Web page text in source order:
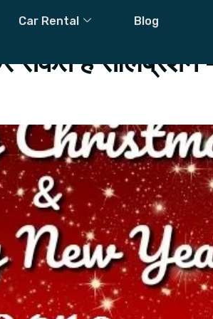
Car Rental Blog
सकते है सेलिब्रेशन